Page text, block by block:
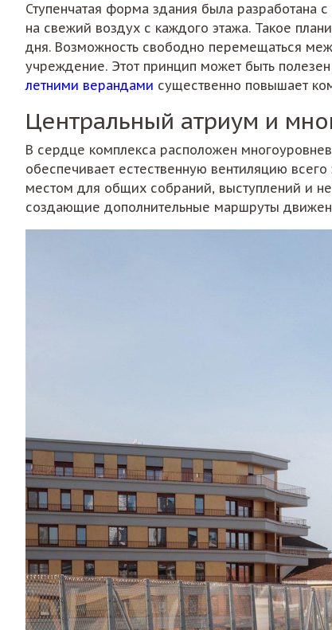
Ступенчатая форма здания была
на свежий воздух с каждого этажа. Такое
дня. Возможность свободно перемещаться
учреждение. Этот принцип может быть
летними верандами существенно повышает
Центральный атриум и
В сердце комплекса расположен
обеспечивает естественную вентиляцию
местом для общих собраний, выступлений и
создающие дополнительные маршруты